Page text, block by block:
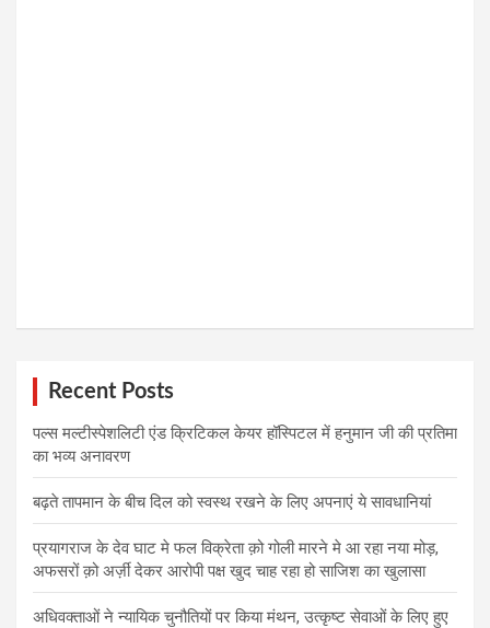
Recent Posts
पल्स मल्टीस्पेशलिटी एंड क्रिटिकल केयर हॉस्पिटल में हनुमान जी की प्रतिमा
का भव्य अनावरण
बढ़ते तापमान के बीच दिल को स्वस्थ रखने के लिए अपनाएं ये सावधानियां
प्रयागराज के देव घाट मे फल विक्रेता क़ो गोली मारने मे आ रहा नया मोड़,
अफसरों क़ो अर्ज़ी देकर आरोपी पक्ष खुद चाह रहा हो साजिश का खुलासा
अधिवक्ताओं ने न्यायिक चुनौतियों पर किया मंथन, उत्कृष्ट सेवाओं के लिए हुए